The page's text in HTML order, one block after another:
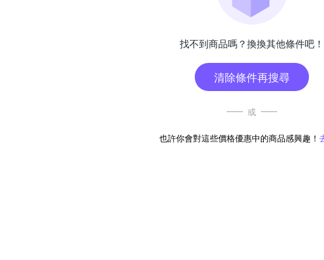
找不到商品嗎？換換其他條件吧！
清除條件再搜尋
或
也許你會對這些價格優惠中的商品感興趣！